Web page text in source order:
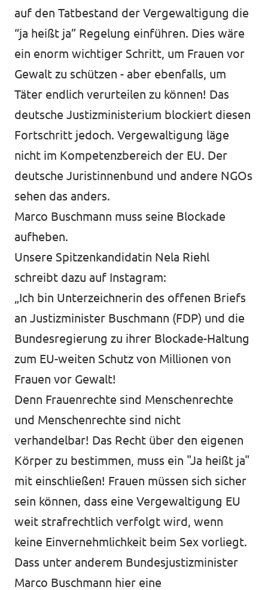
auf den Tatbestand der Vergewaltigung die
“ja heißt ja” Regelung einführen. Dies wäre
ein enorm wichtiger Schritt, um Frauen vor
Gewalt zu schützen - aber ebenfalls, um
Täter endlich verurteilen zu können! Das
deutsche Justizministerium blockiert diesen
Fortschritt jedoch. Vergewaltigung läge
nicht im Kompetenzbereich der EU. Der
deutsche Juristinnenbund und andere NGOs
sehen das anders.
Marco Buschmann muss seine Blockade
aufheben.
Unsere Spitzenkandidatin Nela Riehl
schreibt dazu auf Instagram:
„Ich bin Unterzeichnerin des offenen Briefs
an Justizminister Buschmann (FDP) und die
Bundesregierung zu ihrer Blockade-Haltung
zum EU-weiten Schutz von Millionen von
Frauen vor Gewalt!
Denn Frauenrechte sind Menschenrechte
und Menschenrechte sind nicht
verhandelbar! Das Recht über den eigenen
Körper zu bestimmen, muss ein "Ja heißt ja"
mit einschließen! Frauen müssen sich sicher
sein können, dass eine Vergewaltigung EU
weit strafrechtlich verfolgt wird, wenn
keine Einvernehmlichkeit beim Sex vorliegt.
Dass unter anderem Bundesjustizminister
Marco Buschmann hier eine